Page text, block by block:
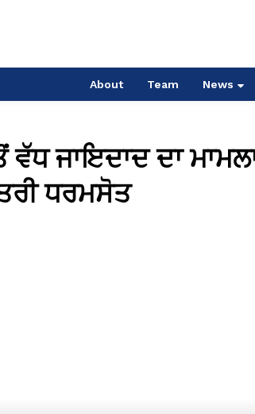
About Team News
ਜਾਇਦਾਦ ਦਾ
ਧਰਮਸੋਤ